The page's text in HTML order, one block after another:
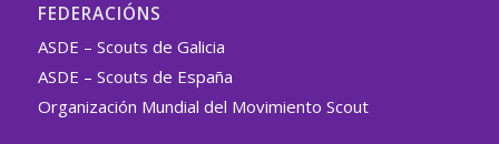
FEDERACIÓNS
ASDE – Scouts de Galicia
ASDE – Scouts de España
Organización Mundial del Movimiento Scout